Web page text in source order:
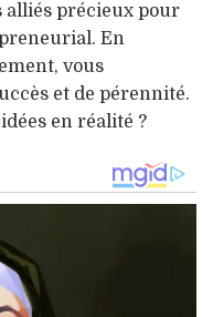
alliés précieux pour
En
vous
et de pérennité.
en réalité ?